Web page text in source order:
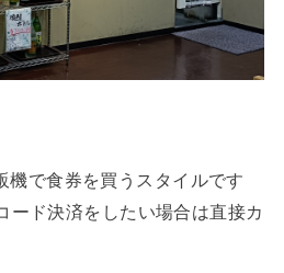
機で食券を買うスタイルです
ード決済をしたい場合は直接カ